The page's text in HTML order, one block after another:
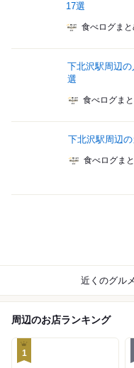
17選
食べログま
下北沢駅周辺
選
食べログま
下北沢駅周辺
食べログま
近くのグル
周辺のお店ランキング
1